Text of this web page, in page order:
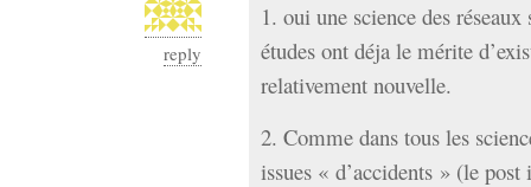
reply
1. oui une science des
études ont déja le mérite
relativement nouvelle.
2. Comme dans tous les
issues « d’accidents » (le